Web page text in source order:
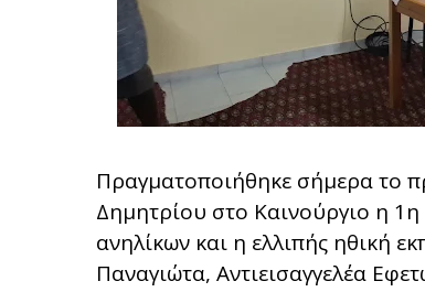
Πραγματοποιήθηκε σήμερα το
Δημητρίου στο Καινούργιο η
ανηλίκων και η ελλιπής ηθική
Παναγιώτα, Αντιεισαγγελέα